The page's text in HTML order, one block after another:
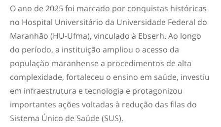
O ano de 2025 foi marcado por conquistas históricas
no Hospital Universitário da Universidade Federal do
Maranhão (HU-Ufma), vinculado à Ebserh. Ao longo
do período, a instituição ampliou o acesso da
população maranhense a procedimentos de alta
complexidade, fortaleceu o ensino em saúde, investiu
em infraestrutura e tecnologia e protagonizou
importantes ações voltadas à redução das filas do
Sistema Único de Saúde (SUS).